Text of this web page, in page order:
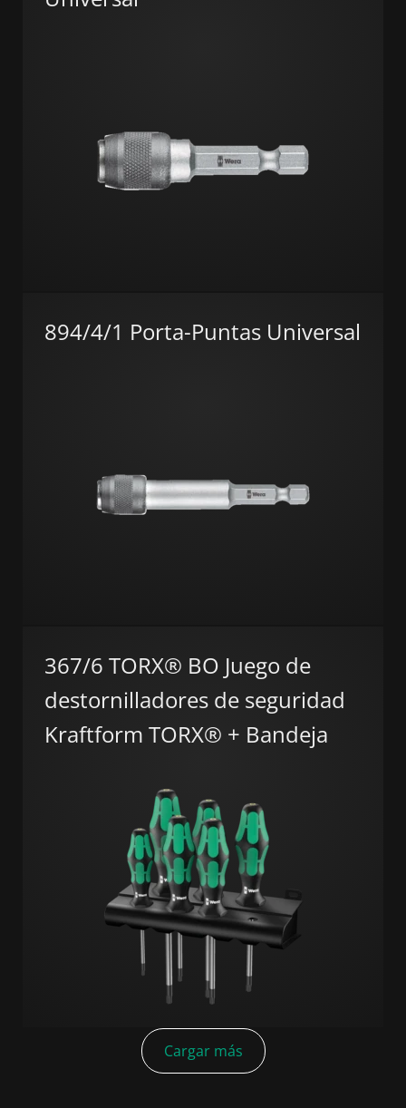
894/4/1 Porta-Puntas Universal
367/6 TORX® BO Juego de
destornilladores de seguridad
Kraftform TORX® + Bandeja
Cargar más